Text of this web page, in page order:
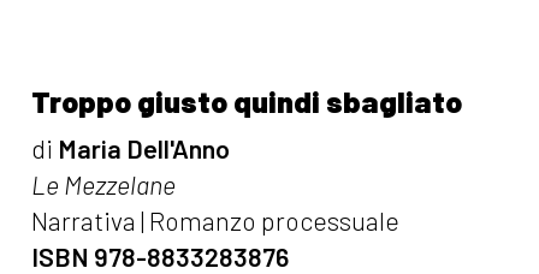
Troppo giusto quindi sbagliato
di Maria Dell'Anno
Le Mezzelane
Narrativa | Romanzo processuale
ISBN 978-8833283876